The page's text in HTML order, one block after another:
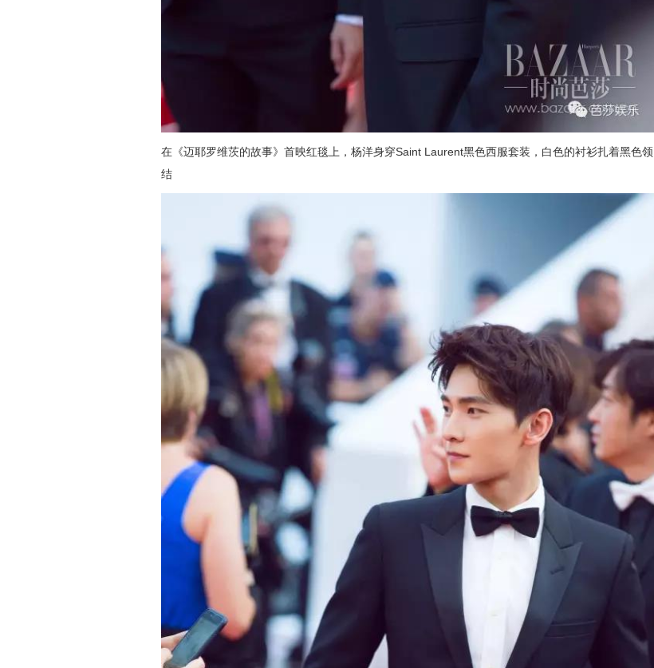
在《迈耶罗维茨的故事》首映红毯上，杨洋身穿Saint Laurent黑色西服套装，白色的衬衫扎着黑色领
结